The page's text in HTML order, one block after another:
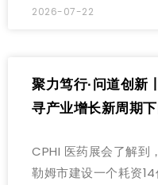
2026-07-22
聚力笃行·问道创新
寻产业增长新周期
CPHI 医药展会了解到
勒姆市建设一个耗资